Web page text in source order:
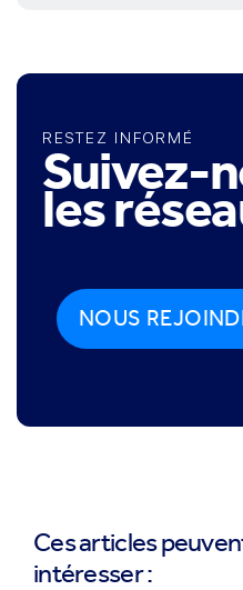
RESTEZ INFORMÉ
Suivez-
les
NOUS
Ces articles
intéresser :